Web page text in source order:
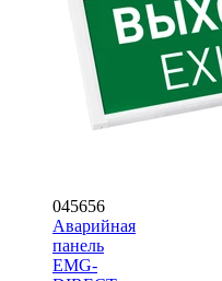
045656
Аварийная
панель
EMG-